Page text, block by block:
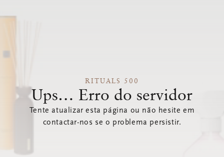
RITUALS 500
Ups… Erro do servidor
Tente atualizar esta página ou não hesite em
contactar-nos se o problema persistir.